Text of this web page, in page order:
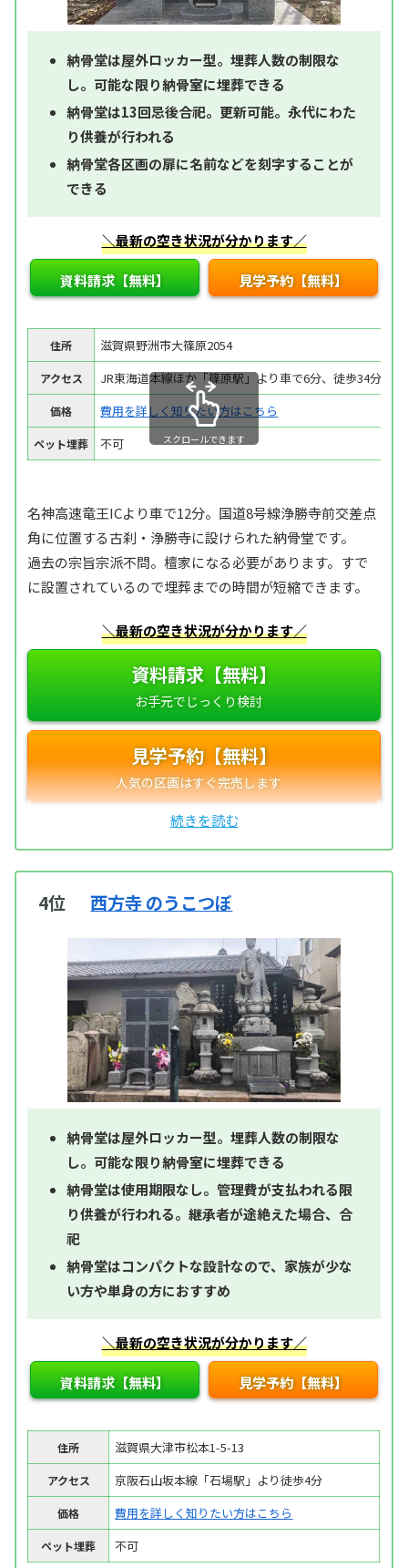
納骨堂は屋外ロッカー型。埋葬人数の制限な
し。可能な限り納骨室に埋葬できる
納骨堂は13回忌後合祀。更新可能。永代にわた
り供養が行われる
納骨堂各区画の扉に名前などを刻字することが
できる
＼最新の空き状況が分かります／
資料請求【無料】 見学予約【無料】
住所 滋賀県野洲市大篠原2054
アクセス JR東海道本線ほか「篠原駅」より車で6分、徒歩34分
価格 費用を詳しく知りたい方はこちら
ペット埋葬 不可 スクロールできます
名神高速竜王ICより車で12分。国道8号線浄勝寺前交差点
角に位置する古刹・浄勝寺に設けられた納骨堂です。
過去の宗旨宗派不問。檀家になる必要があります。すで
に設置されているので埋葬までの時間が短縮できます。
＼最新の空き状況が分かります／
資料請求【無料】
見学予約【無料】
4位 西方寺 のうこつぼ
納骨堂は屋外ロッカー型。埋葬人数の制限な
し。可能な限り納骨室に埋葬できる
納骨堂は使用期限なし。管理費が支払われる限
り供養が行われる。継承者が途絶えた場合、合
祀
納骨堂はコンパクトな設計なので、家族が少な
い方や単身の方におすすめ
＼最新の空き状況が分かります／
資料請求【無料】 見学予約【無料】
住所 滋賀県大津市松本1-5-13
アクセス 京阪石山坂本線「石場駅」より徒歩4分
価格 費用を詳しく知りたい方はこちら
ペット埋葬 不可